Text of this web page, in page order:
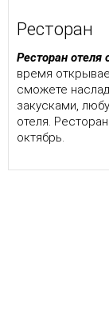
Ресторан
Ресторан отеля
время
сможете
закусками,
отеля.
октябрь.